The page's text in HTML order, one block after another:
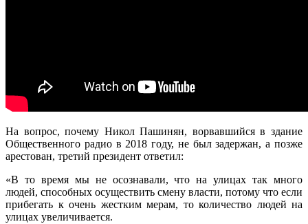
На вопрос, почему Никол Пашинян, ворвавшийся в здание
Общественного радио в 2018 году, не был задержан, а позже
арестован, третий президент ответил:
«В то время мы не осознавали, что на улицах так много
людей, способных осуществить смену власти, потому что если
прибегать к очень жестким мерам, то количество людей на
улицах увеличивается.